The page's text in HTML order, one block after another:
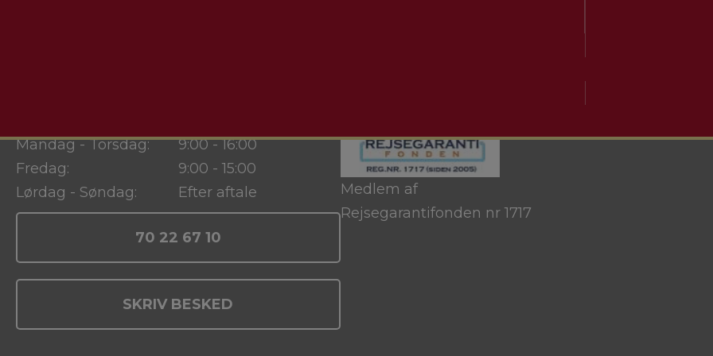
Mandag - Torsdag:
Fredag:
Lørdag - Søndag:
9:00 - 16:00
9:00 - 15:00
Efter aftale
70 22 67 10
SKRIV BESKED
Medlem af
Rejsegarantifonden nr 1717